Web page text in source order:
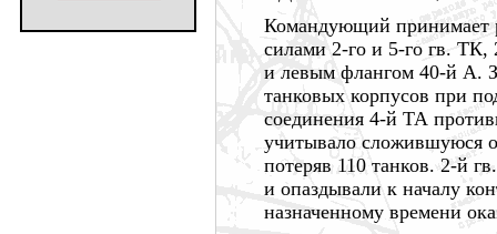
Командующий принимает
силами 2-го и 5-го гв.
и левым флангом 40-й А.
танковых корпусов при
соединения 4-й ТА
учитывало сложившуюся
потеряв 110 танков. 2-й
и опаздывали к началу
назначенному времени